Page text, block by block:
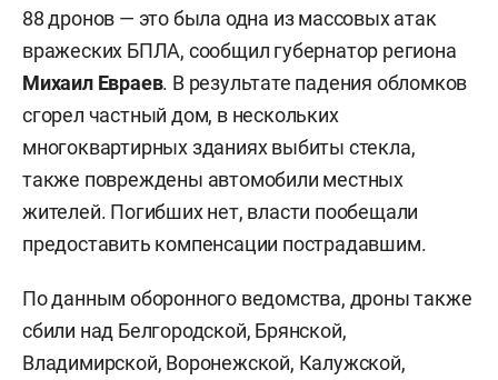
88 дронов — это была одна из массовых атак
вражеских БПЛА, сообщил губернатор региона
Михаил Евраев. В результате падения обломков
сгорел частный дом, в нескольких
многоквартирных зданиях выбиты стекла,
также повреждены автомобили местных
жителей. Погибших нет, власти пообещали
предоставить компенсации пострадавшим.
По данным оборонного ведомства, дроны также
сбили над Белгородской, Брянской,
Владимирской, Воронежской, Калужской,